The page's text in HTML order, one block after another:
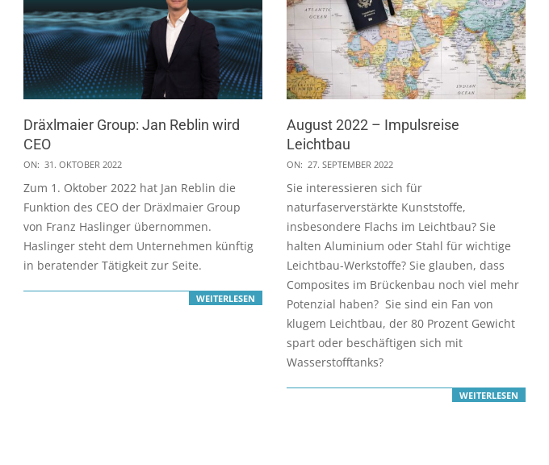
Dräxlmaier Group: Jan Reblin wird
CEO
2022-
10-
31
ON: 31. OKTOBER 2022
Zum 1. Oktober 2022 hat Jan Reblin die
Funktion des CEO der Dräxlmaier Group
von Franz Haslinger übernommen.
Haslinger steht dem Unternehmen künftig
in beratender Tätigkeit zur Seite.
WEITERLESEN
August 2022 – Impulsreise
Leichtbau
2022-
09-
ON: 27. SEPTEMBER 2022
Sie interessieren sich für
naturfaserverstärkte Kunststoffe,
insbesondere Flachs im Leichtbau? Sie
halten Aluminium oder Stahl für wichtige
Leichtbau-Werkstoffe? Sie glauben, dass
Composites im Brückenbau noch viel mehr
Potenzial haben? Sie sind ein Fan von
klugem Leichtbau, der 80 Prozent Gewicht
spart oder beschäftigen sich mit
Wasserstofftanks?
WEITERLESEN